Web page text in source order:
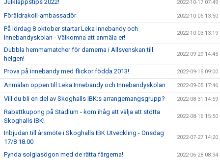
Julklappstips 2022! 2022-10-17 07:49
Föräldrakoll-ambassadör 2022-10-06 13:50
På lördag 8 oktober startar Leka Innebandy och
Innebandyskolan - Välkomna att anmäla er!
2022-10-03 13:19
Dubbla hemmamatcher för damerna i Allsvenskan till
helgen!
2022-09-29 14:45
Prova på innebandy med flickor födda 2013! 2022-09-15 09:00
Anmälan öppen till Leka Innebandy och Innebandyskolan 2022-09-05 17:46
Vill du bli en del av Skoghalls IBK:s arrangemangsgrupp? 2022-08-31 14:59
Rabattkupong på Stadium - kom ihåg att välja att stötta
Skoghalls IBK!
2022-08-16 15:50
Inbjudan till årsmöte i Skoghalls IBK Utveckling - Onsdag
17/8 18.00
2022-07-27 14:20
Fynda solglasögon med de rätta färgerna! 2022-06-28 08:34